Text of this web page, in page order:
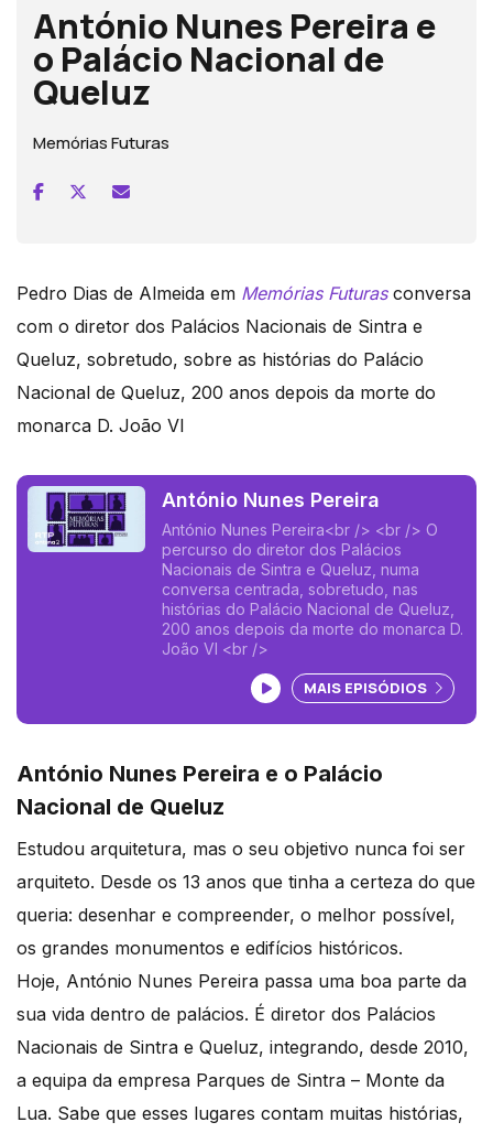
António Nunes Pereira e
o Palácio Nacional de
Queluz
Memórias Futuras
Pedro Dias de Almeida em Memórias Futuras conversa
com o diretor dos Palácios Nacionais de Sintra e
Queluz, sobretudo, sobre as histórias do Palácio
Nacional de Queluz, 200 anos depois da morte do
monarca D. João VI
António Nunes Pereira
António Nunes Pereira<br /> <br /> O
percurso do diretor dos Palácios
Nacionais de Sintra e Queluz, numa
conversa centrada, sobretudo, nas
histórias do Palácio Nacional de Queluz,
200 anos depois da morte do monarca D.
João VI <br />
Ouvir podcast
MAIS EPISÓDIOS
António Nunes Pereira e o Palácio
Nacional de Queluz
Estudou arquitetura, mas o seu objetivo nunca foi ser
arquiteto. Desde os 13 anos que tinha a certeza do que
queria: desenhar e compreender, o melhor possível,
os grandes monumentos e edifícios históricos.
Hoje, António Nunes Pereira passa uma boa parte da
sua vida dentro de palácios. É diretor dos Palácios
Nacionais de Sintra e Queluz, integrando, desde 2010,
a equipa da empresa Parques de Sintra – Monte da
Lua. Sabe que esses lugares contam muitas histórias,